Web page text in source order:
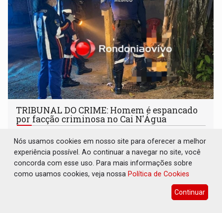
TRIBUNAL DO CRIME: Homem é espancado
por facção criminosa no Cai N'Água
Vítima foi socorrida e levada ao hospital João Paulo II
Nós usamos cookies em nosso site para oferecer a melhor
experiência possível. Ao continuar a navegar no site, você
concorda com esse uso. Para mais informações sobre
como usamos cookies, veja nossa Política de Cookies
Continuar